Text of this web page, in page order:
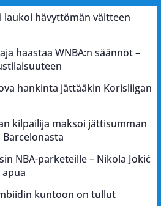
laukoi hävyttömän väitteen
haastaa WNBA:n säännöt –
hankinta jättääkin Korisliigan
kilpailija maksoi jättisumman
NBA-parketeille – Nikola Jokić
kuntoon on tullut